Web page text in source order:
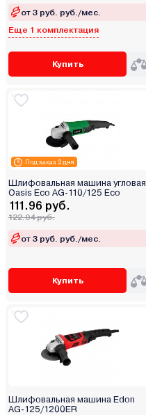
от 3 руб. руб./мес.
Еще 1 комплектация
Купить
Под заказ 3 дня
Шлифовальная машина угловая
Oasis Eco AG-110/125 Eco
111.96 руб.
122.04 руб.
от 3 руб. руб./мес.
Купить
Шлифовальная машина Edon
AG-125/1200ER